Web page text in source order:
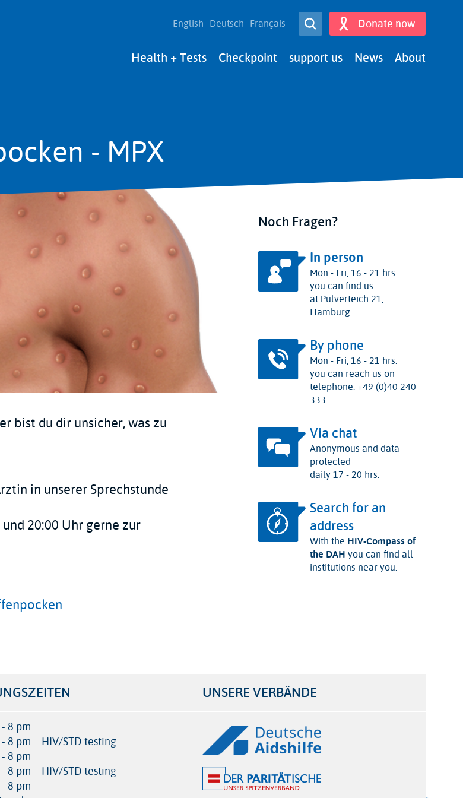
Main
Health + Tests Checkpoint support us News About
English Deutsch Français Open SearchDonate now
- MPX
bist du dir unsicher, was zu
in unserer Sprechstunde
20:00 Uhr gerne zur
Noch Fragen?
In person
Mon - Fri, 16 - 21 hrs.
you can find us
at Pulverteich 21,
Hamburg
By phone
Mon - Fri, 16 - 21 hrs.
you can reach us on
telephone: +49 (0)40 240
333
Via chat
Anonymous and data-
protected
daily 17 - 20 hrs.
Search for an
address
With the HIV-Compass of
the DAH you can find all
institutions near you.
8 pm
8 pm
HIV/STD testing
8 pm
8 pm
HIV/STD testing
8 pm
UNSERE VERBÄNDE
Logos